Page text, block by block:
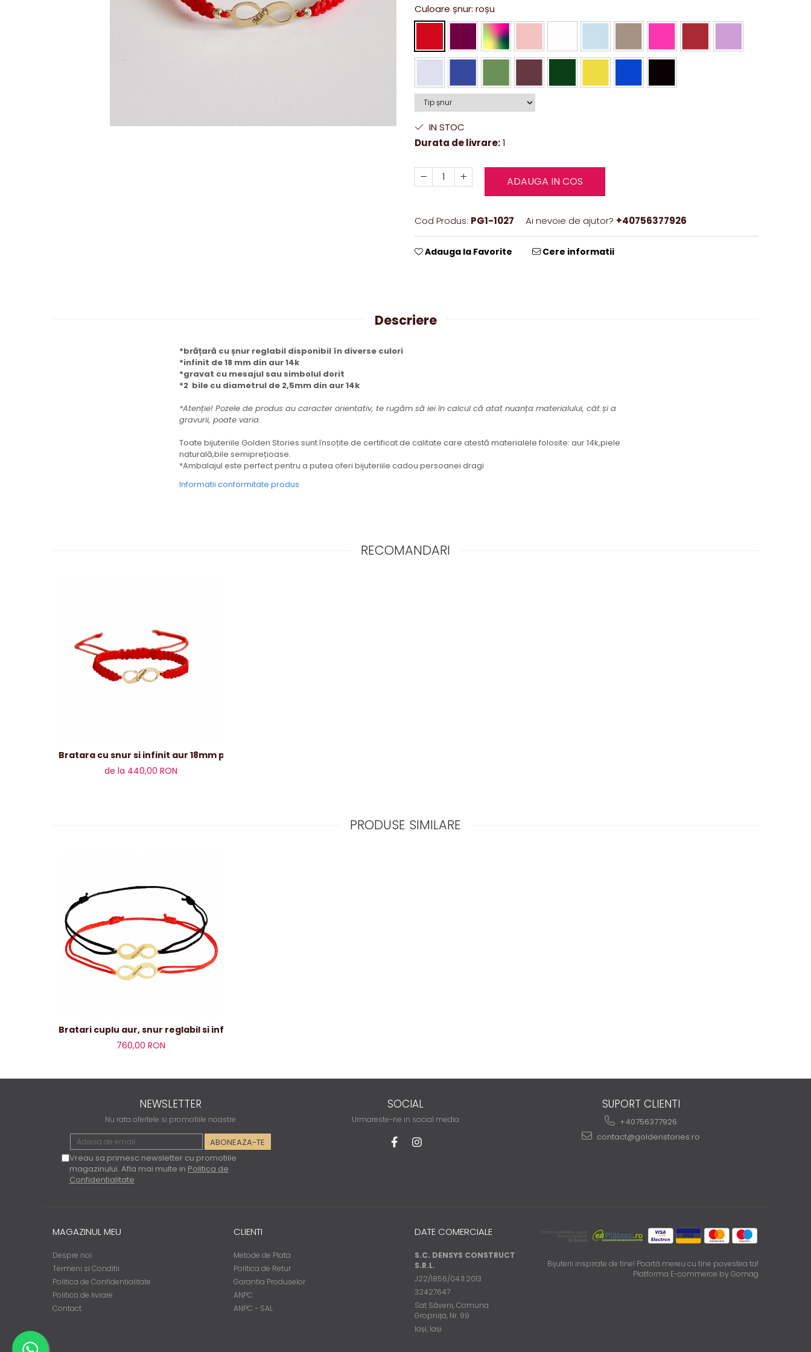
Culoare șnur: roșu
IN STOC
Durata de livrare:1
ADAUGA IN COS
Cod Produs: PG1-1027 Ai nevoie de ajutor? +40756377926
Adauga la Favorite Cere informatii
Descriere
*brățară cu șnur reglabil disponibil în diverse culori
*infinit de 18 mm din aur 14k
*gravat cu mesajul sau simbolul dorit
*2 bile cu diametrul de 2,5mm din aur 14k
*Atenție! Pozele de produs au caracter orientativ, te rugăm să iei în calcul că atat nuanța materialului, cât și a
gravurii, poate varia.
Toate bijuteriile Golden Stories sunt însoțite de certificat de calitate care atestă materialele folosite: aur 14k,piele
naturală,bile semiprețioase.
*Ambalajul este perfect pentru a putea oferi bijuteriile cadou persoanei dragi
Informatii conformitate produs
RECOMANDARI
Bratara cu snur si infinit aur 18mm personalizat
de la 440,00 RON
PRODUSE SIMILARE
Bratari cuplu aur, snur reglabil si infinit 18mm
760,00 RON
NEWSLETTER
Nu rata ofertele si promotiile noastre
Vreau sa primesc newsletter cu promotiile
magazinului. Afla mai multe in Politica de
Confidentialitate
SOCIAL
Urmareste-ne in social media
SUPORT CLIENTI
+40756377926
contact@goldenstories.ro
MAGAZINUL MEU
Despre noi
Termeni si Conditii
Politica de Confidentialitate
Politica de livrare
Contact
CLIENTI
Metode de Plata
Politica de Retur
Garantia Produselor
ANPC
ANPC - SAL
DATE COMERCIALE
S.C. DENSYS CONSTRUCT
S.R.L.
J22/1856/04.11.2013
32427647
Sat Săveni, Comuna
Gropnița, Nr. 99
Iași, Iași
Bijuterii inspirate de tine! Poartă mereu cu tine povestea ta!
Platforma E-commerce by Gomag